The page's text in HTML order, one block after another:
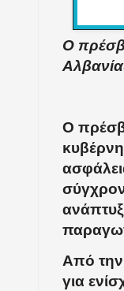
Ο
Ο
Από την
για